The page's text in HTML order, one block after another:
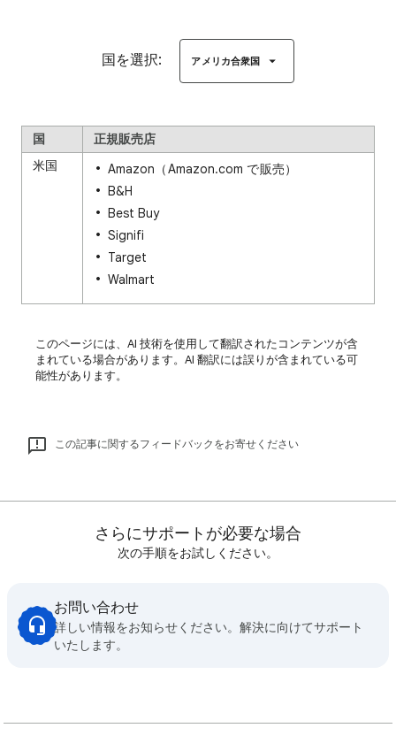
国を選択: アメリカ合衆国
国
正規販売店
米国
Amazon（Amazon.com で販売）
B&H
Best Buy
Signifi
Target
Walmart
このページには、AI 技術を使用して翻訳されたコンテンツが含
まれている場合があります。AI 翻訳には誤りが含まれている可
能性があります。
この記事に関するフィードバックをお寄せください
さらにサポートが必要な場合
次の手順をお試しください。
お問い合わせ
詳しい情報をお知らせください。解決に向けてサポート
いたします。